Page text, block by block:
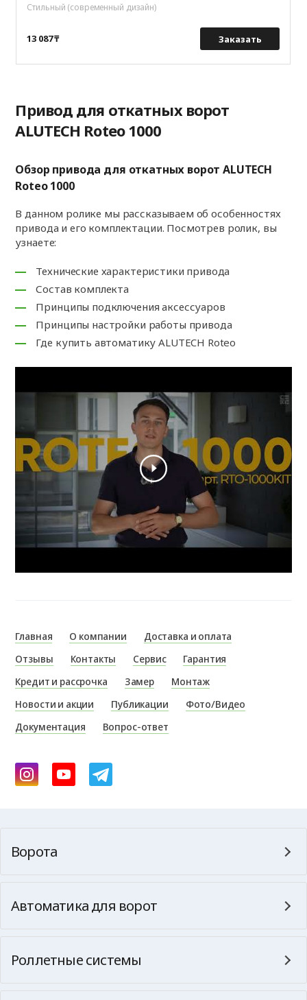
Стильный (современный дизайн)
13 087 ₸ Заказать
Привод для откатных ворот
ALUTECH Roteo 1000
Обзор привода для откатных ворот ALUTECH
Roteo 1000
В данном ролике мы рассказываем об особенностях
привода и его комплектации. Посмотрев ролик, вы
узнаете:
Технические характеристики привода
Состав комплекта
Принципы подключения аксессуаров
Принципы настройки работы привода
Где купить автоматику ALUTECH Roteo
Главная О компании
Доставка и оплата
Отзывы
Контакты Сервис
Гарантия
Кредит и рассрочка
Замер
Монтаж
Новости и акции
Публикации
Фото/Видео
Документация
Вопрос-ответ
Ворота
Автоматика для ворот
Роллетные системы